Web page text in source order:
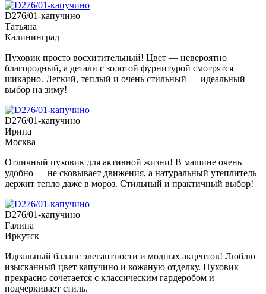
D276/01-капучино
Татьяна
Калининград
Пуховик просто восхитительный! Цвет — невероятно
благородный, а детали с золотой фурнитурой смотрятся
шикарно. Легкий, теплый и очень стильный — идеальный
выбор на зиму!
D276/01-капучино
Ирина
Москва
Отличный пуховик для активной жизни! В машине очень
удобно — не сковывает движения, а натуральный утеплитель
держит тепло даже в мороз. Стильный и практичный выбор!
D276/01-капучино
Галина
Иркутск
Идеальный баланс элегантности и модных акцентов! Люблю
изысканный цвет капучино и кожаную отделку. Пуховик
прекрасно сочетается с классическим гардеробом и
подчеркивает стиль.